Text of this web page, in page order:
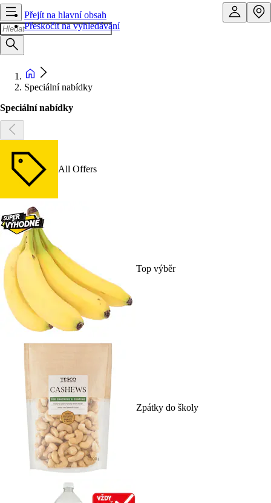
Přejít na hlavní obsah
Přeskočit na vyhledávání
Speciální nabídky
Speciální nabídky
All Offers
Top výběr
Zpátky do školy